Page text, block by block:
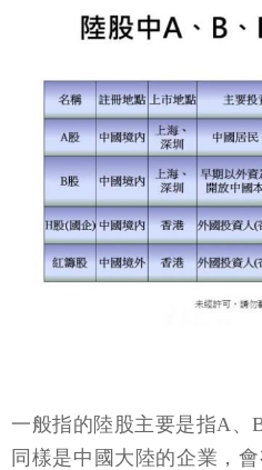
一般指的陸股主要是指A、
同樣是中國大陸的企業，